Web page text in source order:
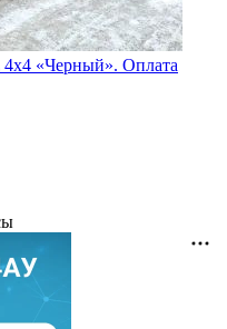
«Черный». Оплата